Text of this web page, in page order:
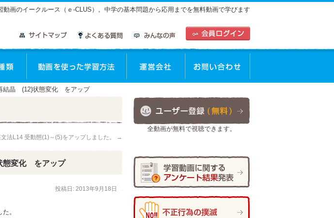
動画のイークルース（ｅ-CLUS）。中学の基本問題から応用までを無料動画で学びます
教材の種類 動画を使った学習方法運営会社 お問合せ
結晶 (12)状態変化 をアップ
法L14 受動態(1)～(5)をアップしました。 →
態変化 をアップ
投稿日: 2013年9月18日
。
全動画が無料で視聴できます。